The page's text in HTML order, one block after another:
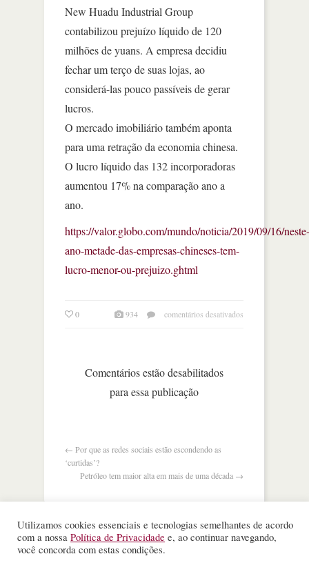
New Huadu Industrial Group
contabilizou prejuízo líquido de 120
milhões de yuans. A empresa decidiu
fechar um terço de suas lojas, ao
considerá-las pouco passíveis de gerar
lucros.
O mercado imobiliário também aponta
para uma retração da economia chinesa.
O lucro líquido das 132 incorporadoras
aumentou 17% na comparação ano a
ano.
https://valor.globo.com/mundo/noticia/2019/09/16/neste-
ano-metade-das-empresas-chineses-tem-
lucro-menor-ou-prejuizo.ghtml
0 934 comentários desativados
Comentários estão desabilitados
para essa publicação
← Por que as redes sociais estão escondendo as
‘curtidas’?
Petróleo tem maior alta em mais de uma década →
©Nota Alta ESPM. Todos os direitos reservados.
Utilizamos cookies essenciais e tecnologias semelhantes de acordo
com a nossa Política de Privacidade e, ao continuar navegando,
você concorda com estas condições.